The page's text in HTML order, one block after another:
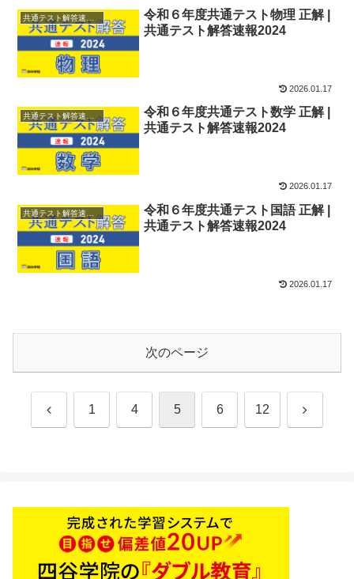
令和６年度共通テスト物理 正解 |
共通テスト解答速報2024
2026.01.17
共通テスト解答速報2024
令和６年度共通テスト数学 正解 |
共通テスト解答速報2024
2026.01.17
共通テスト解答速報2024
令和６年度共通テスト国語 正解 |
共通テスト解答速報2024
2026.01.17
次のページ
前 1 4 5 6 12 次